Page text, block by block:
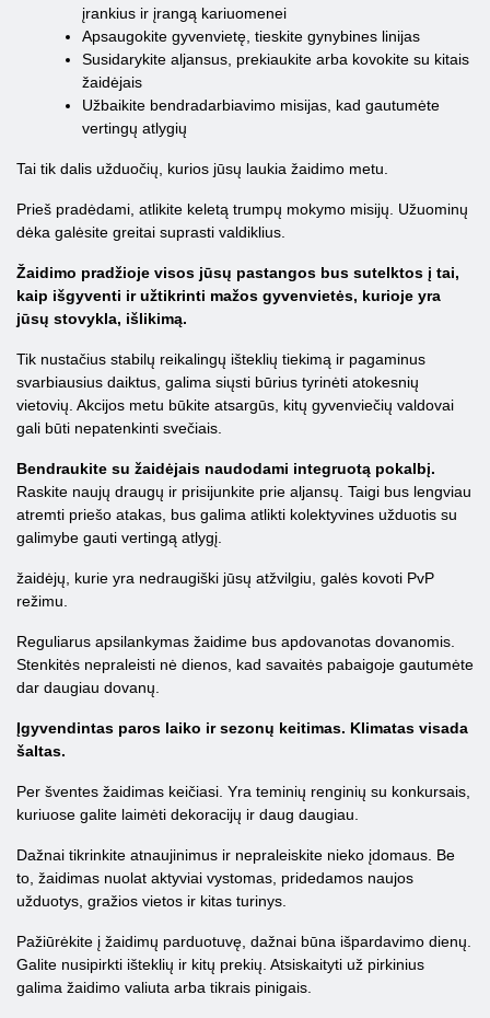
įrankius ir įrangą kariuomenei
Apsaugokite gyvenvietę, tieskite gynybines linijas
Susidarykite aljansus, prekiaukite arba kovokite su kitais
žaidėjais
Užbaikite bendradarbiavimo misijas, kad gautumėte
vertingų atlygių
Tai tik dalis užduočių, kurios jūsų laukia žaidimo metu.
Prieš pradėdami, atlikite keletą trumpų mokymo misijų. Užuominų
dėka galėsite greitai suprasti valdiklius.
Žaidimo pradžioje visos jūsų pastangos bus sutelktos į tai,
kaip išgyventi ir užtikrinti mažos gyvenvietės, kurioje yra
jūsų stovykla, išlikimą.
Tik nustačius stabilų reikalingų išteklių tiekimą ir pagaminus
svarbiausius daiktus, galima siųsti būrius tyrinėti atokesnių
vietovių. Akcijos metu būkite atsargūs, kitų gyvenviečių valdovai
gali būti nepatenkinti svečiais.
Bendraukite su žaidėjais naudodami integruotą pokalbį.
Raskite naujų draugų ir prisijunkite prie aljansų. Taigi bus lengviau
atremti priešo atakas, bus galima atlikti kolektyvines užduotis su
galimybe gauti vertingą atlygį.
žaidėjų, kurie yra nedraugiški jūsų atžvilgiu, galės kovoti PvP
režimu.
Reguliarus apsilankymas žaidime bus apdovanotas dovanomis.
Stenkitės nepraleisti nė dienos, kad savaitės pabaigoje gautumėte
dar daugiau dovanų.
Įgyvendintas paros laiko ir sezonų keitimas. Klimatas visada
šaltas.
Per šventes žaidimas keičiasi. Yra teminių renginių su konkursais,
kuriuose galite laimėti dekoracijų ir daug daugiau.
Dažnai tikrinkite atnaujinimus ir nepraleiskite nieko įdomaus. Be
to, žaidimas nuolat aktyviai vystomas, pridedamos naujos
užduotys, gražios vietos ir kitas turinys.
Pažiūrėkite į žaidimų parduotuvę, dažnai būna išpardavimo dienų.
Galite nusipirkti išteklių ir kitų prekių. Atsiskaityti už pirkinius
galima žaidimo valiuta arba tikrais pinigais.